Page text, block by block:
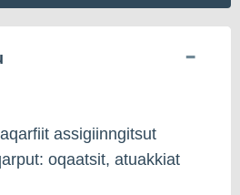
assigiinngitsut
oqaatsit, atuakkiat